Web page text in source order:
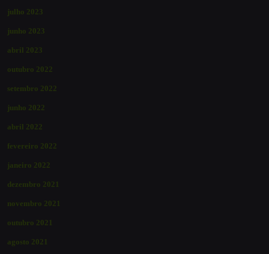
julho 2023
junho 2023
abril 2023
outubro 2022
setembro 2022
junho 2022
abril 2022
fevereiro 2022
janeiro 2022
dezembro 2021
novembro 2021
outubro 2021
agosto 2021